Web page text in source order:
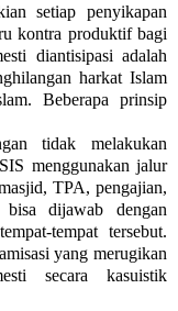
setiap penyikapan
kontra produktif bagi
diantisipasi adalah
harkat Islam
Beberapa prinsip
tidak melakukan
menggunakan jalur
TPA, pengajian,
dijawab dengan
tempat tersebut.
yang merugikan
secara kasuistik